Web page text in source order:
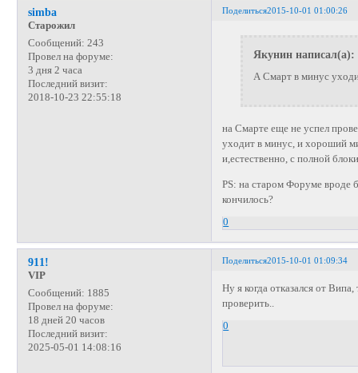
Поделиться2015-10-01 01:00:26
simba
Старожил
Сообщений: 243
Провел на форуме:
3 дня 2 часа
Последний визит:
2018-10-23 22:55:18
Якунин написал(а):
А Смарт в минус
на Смарте еще не успел
уходит в минус, и хороший
и,естественно, с полной
PS: на старом Форуме вроде
кончилось?
0
Поделиться2015-10-01 01:09:34
911!
VIP
Сообщений: 1885
Провел на форуме:
18 дней 20 часов
Последний визит:
2025-05-01 14:08:16
Ну я когда отказался от
проверить..
0